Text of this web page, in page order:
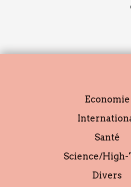
Economie
Santé
Science/High-
Divers